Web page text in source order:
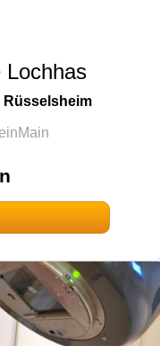
Lochhas
Rüsselsheim